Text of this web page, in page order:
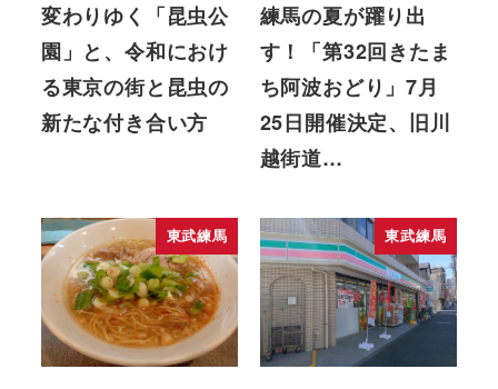
変わりゆく「昆虫公
園」と、令和におけ
る東京の街と昆虫の
新たな付き合い方
練馬の夏が躍り出
す！「第32回きたま
ち阿波おどり」7月
25日開催決定、旧川
越街道…
東武練馬 東武練馬